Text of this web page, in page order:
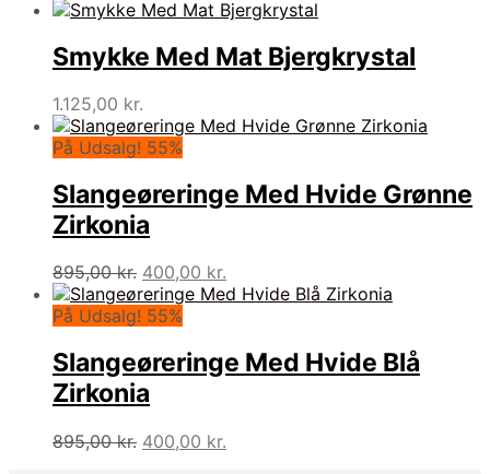
Smykke Med Mat Bjergkrystal
1.125,00 kr.
På Udsalg! 55%
Slangeøreringe Med Hvide Grønne
Zirkonia
895,00kr. Den
oprindelige
pris
895,00 kr..
400,00 kr.
aktuelle
400,00 kr..
På Udsalg! 55%
Slangeøreringe Med Hvide Blå
Zirkonia
895,00kr. Den
400,00 kr.